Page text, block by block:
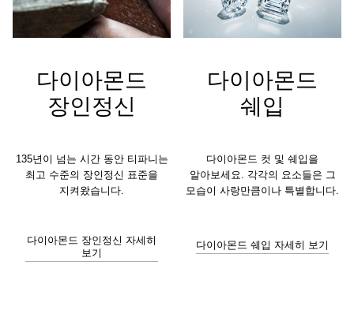
다이아몬드
장인정신
135년이 넘는 시간 동안 티파니는
최고 수준의 장인정신 표준을
지켜왔습니다.
다이아몬드 장인정신 자세히
보기
다이아몬드
쉐입
다이아몬드 컷 및 쉐입을
알아보세요. 각각의 요소들은 그
모습이 사랑만큼이나 특별합니다.
다이아몬드 쉐입 자세히 보기